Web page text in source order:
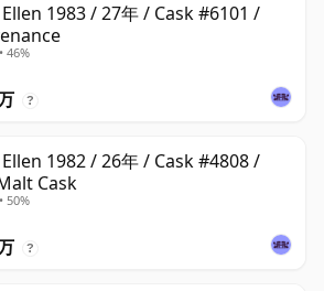
1983 / 27年 / Cask #6101 /
46%
?
1982 / 26年 / Cask #4808 /
Cask
50%
?